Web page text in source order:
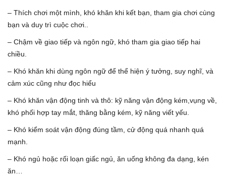
– Thích chơi một mình, khó khăn khi kết bạn, tham gia chơi cùng
bạn và duy trì cuộc chơi..
– Chậm về giao tiếp và ngôn ngữ, khó tham gia giao tiếp hai
chiều.
– Khó khăn khi dùng ngôn ngữ để thể hiện ý tưởng, suy nghĩ, và
cảm xúc cũng như đọc hiểu
– Khó khăn vận động tinh và thô: kỹ năng vận động kém,vụng về,
khó phối hợp tay mắt, thăng bằng kém, kỹ năng viết yếu.
– Khó kiểm soát vận động đúng tầm, cử động quá nhanh quá
mạnh.
– Khó ngủ hoặc rối loạn giấc ngủ, ăn uống không đa dạng, kén
ăn…